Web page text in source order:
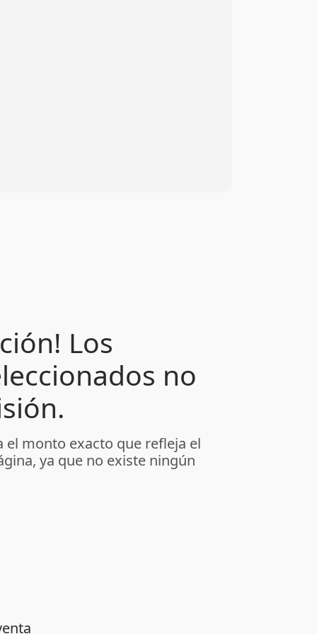
Los
no
el monto exacto que refleja el
ya que no existe ningún